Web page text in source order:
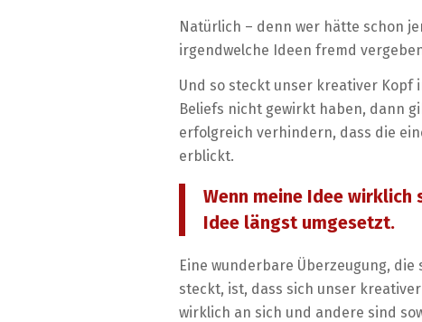
Natürlich – denn wer hätte schon
irgendwelche Ideen fremd
Und so steckt unser kreativer Kopf
Beliefs nicht gewirkt haben, dann
erfolgreich verhindern, dass die
erblickt.
Wenn meine Idee
Idee längst umgesetzt.
Eine wunderbare Überzeugung,
steckt, ist, dass sich unser
wirklich an sich und andere sind